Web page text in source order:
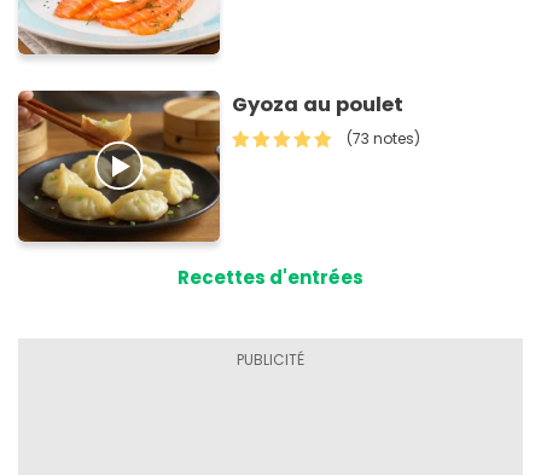
Gyoza au poulet
(73 notes)
Recettes d'entrées